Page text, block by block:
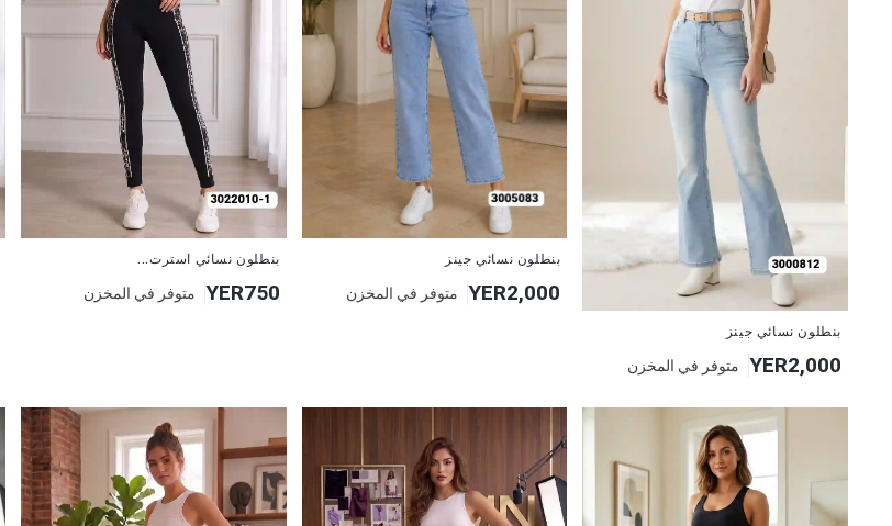
بنطلون نسائي جينز
YER2,000 متوفر في المخزن
بنطلون نسائي جينز
YER2,000 متوفر في المخزن
بنطلون نسائي استرت...
YER750 متوفر في المخزن